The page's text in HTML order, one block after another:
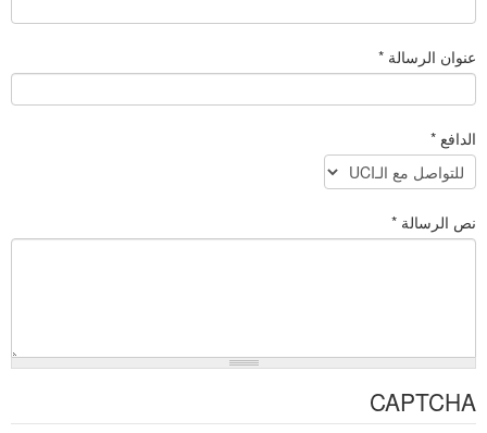
عنوان الرسالة *
الدافع *
نص الرسالة *
CAPTCHA